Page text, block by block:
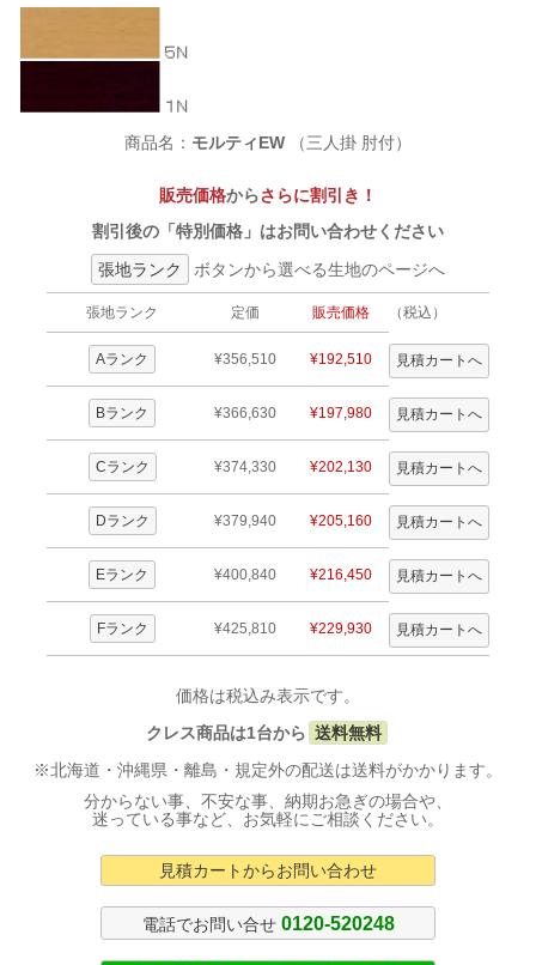
商品名： モルティEW （三人掛 肘付）
販売価格からさらに割引き！
割引後の「特別価格」はお問い合わせください
張地ランク
ボタンから選べる生地のページへ
張地ランク 定価 販売価格 （税込）
Aランク ¥356,510 ¥192,510
Bランク ¥366,630 ¥197,980
Cランク ¥374,330 ¥202,130
Dランク ¥379,940 ¥205,160
Eランク ¥400,840 ¥216,450
Fランク ¥425,810 ¥229,930
価格は税込み表示です。
クレス商品は1台から 送料無料
※北海道・沖縄県・離島・規定外の配送は送料がかかります。
分からない事、不安な事、納期お急ぎの場合や、
迷っている事など、お気軽にご相談ください。
見積カートからお問い合わせ
電話でお問い合せ 0120-520248